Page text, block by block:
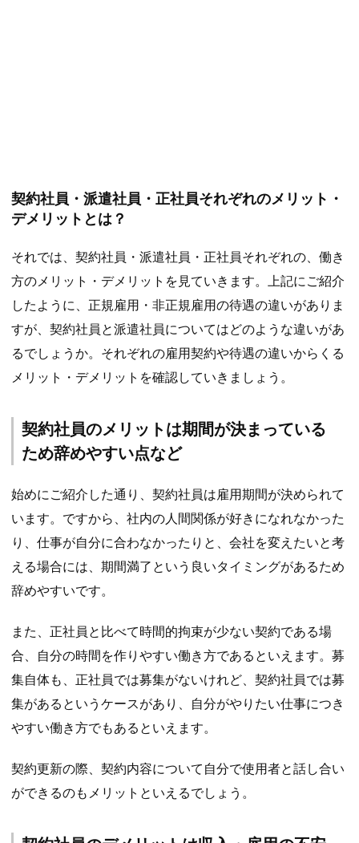
契約社員・派遣社員・正社員それぞれのメリット・
デメリットとは？
それでは、契約社員・派遣社員・正社員それぞれの、働き
方のメリット・デメリットを見ていきます。上記にご紹介
したように、正規雇用・非正規雇用の待遇の違いがありま
すが、契約社員と派遣社員についてはどのような違いがあ
るでしょうか。それぞれの雇用契約や待遇の違いからくる
メリット・デメリットを確認していきましょう。
契約社員のメリットは期間が決まっている
ため辞めやすい点など
始めにご紹介した通り、契約社員は雇用期間が決められて
います。ですから、社内の人間関係が好きになれなかった
り、仕事が自分に合わなかったりと、会社を変えたいと考
える場合には、期間満了という良いタイミングがあるため
辞めやすいです。
また、正社員と比べて時間的拘束が少ない契約である場
合、自分の時間を作りやすい働き方であるといえます。募
集自体も、正社員では募集がないけれど、契約社員では募
集があるというケースがあり、自分がやりたい仕事につき
やすい働き方でもあるといえます。
契約更新の際、契約内容について自分で使用者と話し合い
ができるのもメリットといえるでしょう。